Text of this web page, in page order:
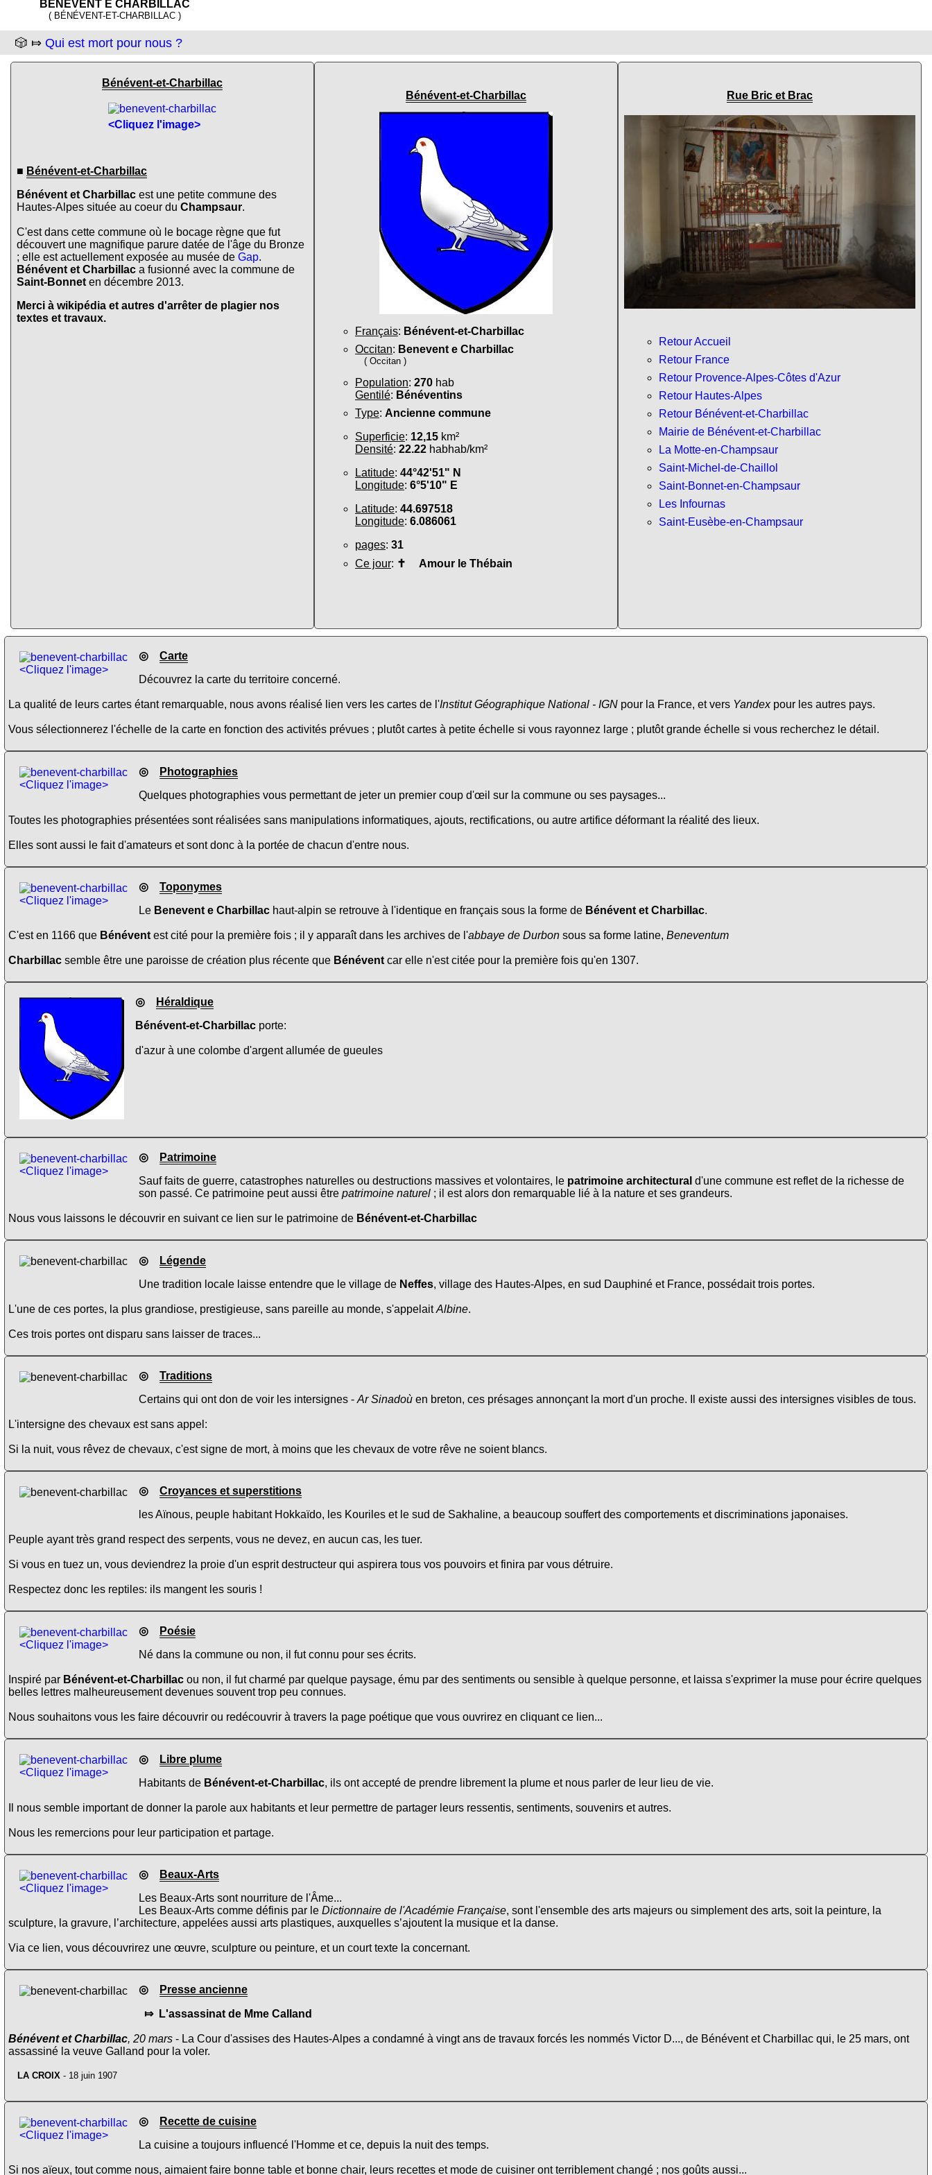
BENEVENT E CHARBILLAC
( BÉNÉVENT-ET-CHARBILLAC )
🎲 ⤇ Qui est mort pour nous ?
Bénévent-et-Charbillac
<Cliquez l'image>
■ Bénévent-et-Charbillac
Bénévent et Charbillac est une petite commune des
Hautes-Alpes située au coeur du Champsaur.
C'est dans cette commune où le bocage règne que fut
découvert une magnifique parure datée de l'âge du Bronze
; elle est actuellement exposée au musée de Gap.
Bénévent et Charbillac a fusionné avec la commune de
Saint-Bonnet en décembre 2013.
Merci à wikipédia et autres d'arrêter de plagier nos
textes et travaux.
Bénévent-et-Charbillac
Français: Bénévent-et-Charbillac
Occitan: Benevent e Charbillac
( Occitan )
Population: 270 hab
Gentilé: Bénéventins
Type: Ancienne commune
Superficie: 12,15 km²
Densité: 22.22 habhab/km²
Latitude: 44°42'51" N
Longitude: 6°5'10" E
Latitude: 44.697518
Longitude: 6.086061
pages: 31
Ce jour: ✝ Amour le Thébain
Rue Bric et Brac
Retour Accueil
Retour France
Retour Provence-Alpes-Côtes d'Azur
Retour Hautes-Alpes
Retour Bénévent-et-Charbillac
Mairie de Bénévent-et-Charbillac
La Motte-en-Champsaur
Saint-Michel-de-Chaillol
Saint-Bonnet-en-Champsaur
Les Infournas
Saint-Eusèbe-en-Champsaur
<Cliquez l'image>
◎ Carte
Découvrez la carte du territoire concerné.
La qualité de leurs cartes étant remarquable, nous avons réalisé lien vers les cartes de l'Institut Géographique National - IGN pour la France, et vers Yandexpour les autres pays.
Vous sélectionnerez l'échelle de la carte en fonction des activités prévues ; plutôt cartes à petite échelle si vous rayonnez large ; plutôt grande échelle si vous recherchez le détail.
<Cliquez l'image>
◎
Photographies
Quelques photographies vous permettant de jeter un premier coup d'œil sur la commune ou ses paysages...
Toutes les photographies présentées sont réalisées sans manipulations informatiques, ajouts, rectifications, ou autre artifice déformant la réalité des lieux.
Elles sont aussi le fait d'amateurs et sont donc à la portée de chacun d'entre nous.
<Cliquez l'image>
◎ Toponymes
Le Benevent e Charbillac haut-alpin se retrouve à l'identique en français sous la forme de Bénévent et Charbillac.
C'est en 1166 que Bénévent est cité pour la première fois ; il y apparaît dans les archives de l'abbaye de Durbon sous sa forme latine, Beneventum
Charbillac semble être une paroisse de création plus récente que Bénévent car elle n'est citée pour la première fois qu'en 1307.
◎
Héraldique
Bénévent-et-Charbillac porte:
d'azur à une colombe d'argent allumée de gueules
<Cliquez l'image>
◎
Patrimoine
Sauf faits de guerre, catastrophes naturelles ou destructions massives et volontaires, le patrimoine architectural d'une commune est reflet de la richesse de
son passé. Ce patrimoine peut aussi être patrimoine naturel ; il est alors don remarquable lié à la nature et ses grandeurs.
Nous vous laissons le découvrir en suivant ce lien sur le patrimoine de Bénévent-et-Charbillac
◎
Légende
Une tradition locale laisse entendre que le village de Neffes, village des Hautes-Alpes, en sud Dauphiné et France, possédait trois portes.
L'une de ces portes, la plus grandiose, prestigieuse, sans pareille au monde, s'appelaitAlbine.
Ces trois portes ont disparu sans laisser de traces...
◎ Traditions
Certains qui ont don de voir les intersignes - Ar Sinadoù en breton, ces présages annonçant la mort d'un proche. Il existe aussi des intersignes visibles de tous.
L'intersigne des chevaux est sans appel:
Si la nuit, vous rêvez de chevaux, c'est signe de mort, à moins que les chevaux de votre rêve ne soient blancs.
◎ Croyances et superstitions
les Aïnous, peuple habitant Hokkaïdo, les Kouriles et le sud de Sakhaline, a beaucoup souffert des comportements et discriminations japonaises.
Peuple ayant très grand respect des serpents, vous ne devez, en aucun cas, les tuer.
Si vous en tuez un, vous deviendrez la proie d'un esprit destructeur qui aspirera tous vos pouvoirs et finira par vous détruire.
Respectez donc les reptiles: ils mangent les souris !
<Cliquez l'image>
◎
Poésie
Né dans la commune ou non, il fut connu pour ses écrits.
Inspiré par Bénévent-et-Charbillac ou non, il fut charmé par quelque paysage, ému par des sentiments ou sensible à quelque personne, et laissa s'exprimer la muse pour écrire quelques
belles lettres malheureusement devenues souvent trop peu connues.
Nous souhaitons vous les faire découvrir ou redécouvrir à travers la page poétique que vous ouvrirez en cliquant ce lien...
<Cliquez l'image>
◎
Libre plume
Habitants de Bénévent-et-Charbillac, ils ont accepté de prendre librement la plume et nous parler de leur lieu de vie.
Il nous semble important de donner la parole aux habitants et leur permettre de partager leurs ressentis, sentiments, souvenirs et autres.
Nous les remercions pour leur participation et partage.
<Cliquez l'image>
◎
Beaux-Arts
Les Beaux-Arts sont nourriture de l'Âme...
Les Beaux-Arts comme définis par le Dictionnaire de l'Académie Française, sont l'ensemble des arts majeurs ou simplement des arts, soit la peinture, la
sculpture, la gravure, l’architecture, appelées aussi arts plastiques, auxquelles s’ajoutent la musique et la danse.
Via ce lien, vous découvrirez une œuvre, sculpture ou peinture, et un court texte la concernant.
◎ Presse ancienne
⤇ L'assassinat de Mme Calland
Bénévent et Charbillac, 20 mars - La Cour d'assises des Hautes-Alpes a condamné à vingt ans de travaux forcés les nommés Victor D..., de Bénévent et Charbillac qui, le 25 mars, ont
assassiné la veuve Galland pour la voler.
LA CROIX - 18 juin 1907
<Cliquez l'image>
◎
Recette de cuisine
La cuisine a toujours influencé l'Homme et ce, depuis la nuit des temps.
Si nos aïeux, tout comme nous, aimaient faire bonne table et bonne chair, leurs recettes et mode de cuisiner ont terriblement changé ; nos goûts aussi...